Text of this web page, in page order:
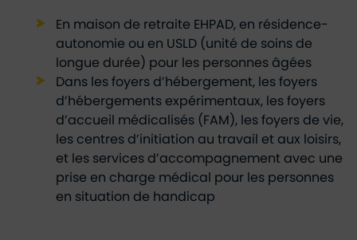
En maison de retraite EHPAD, en résidence-
autonomie ou en USLD (unité de soins de
longue durée) pour les personnes âgées
Dans les foyers d’hébergement, les foyers
d’hébergements expérimentaux, les foyers
d’accueil médicalisés (FAM), les foyers de vie,
les centres d’initiation au travail et aux loisirs,
et les services d’accompagnement avec une
prise en charge médical pour les personnes
en situation de handicap